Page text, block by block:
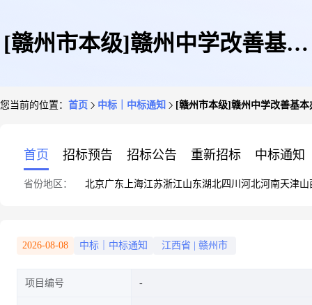
[赣州市本级]赣州中学改善基本
您当前的位置： 首页 中标｜中标通知 [赣州市本级]赣州中学改善基
首页 招标预告 招标公告 重新招标 中标通知
省份地区： 北京广东 上海江苏浙江山东湖北四川 河北河南天津山
2026-08-08 中标｜中标通知 江西省 赣州市
项目编号